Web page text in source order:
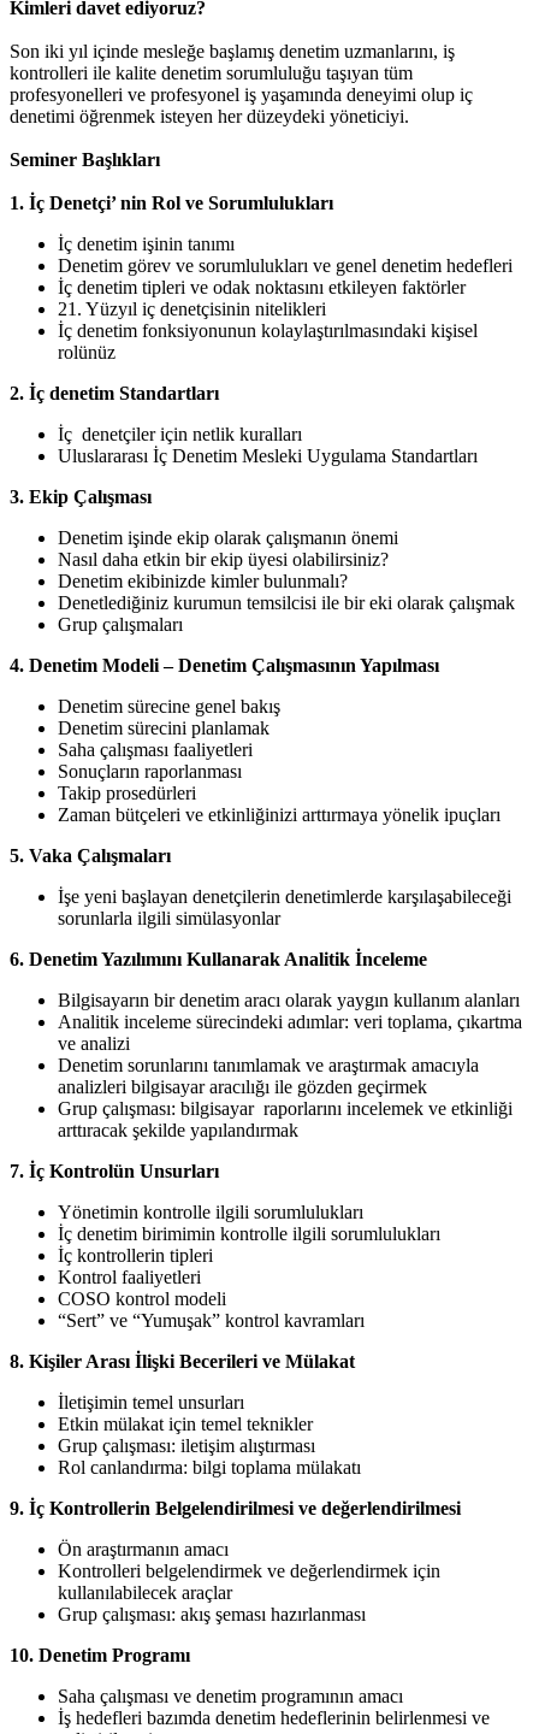
Kimleri davet ediyoruz?
Son iki yıl içinde mesleğe başlamış denetim uzmanlarını, iş
kontrolleri ile kalite denetim sorumluluğu taşıyan tüm
profesyonelleri ve profesyonel iş yaşamında deneyimi olup iç
denetimi öğrenmek isteyen her düzeydeki yöneticiyi.
Seminer Başlıkları
1. İç Denetçi’ nin Rol ve Sorumlulukları
İç denetim işinin tanımı
Denetim görev ve sorumlulukları ve genel denetim hedefleri
İç denetim tipleri ve odak noktasını etkileyen faktörler
21. Yüzyıl iç denetçisinin nitelikleri
İç denetim fonksiyonunun kolaylaştırılmasındaki kişisel
rolünüz
2. İç denetim Standartları
İç denetçiler için netlik kuralları
Uluslararası İç Denetim Mesleki Uygulama Standartları
3. Ekip Çalışması
Denetim işinde ekip olarak çalışmanın önemi
Nasıl daha etkin bir ekip üyesi olabilirsiniz?
Denetim ekibinizde kimler bulunmalı?
Denetlediğiniz kurumun temsilcisi ile bir eki olarak çalışmak
Grup çalışmaları
4. Denetim Modeli – Denetim Çalışmasının Yapılması
Denetim sürecine genel bakış
Denetim sürecini planlamak
Saha çalışması faaliyetleri
Sonuçların raporlanması
Takip prosedürleri
Zaman bütçeleri ve etkinliğinizi arttırmaya yönelik ipuçları
5. Vaka Çalışmaları
İşe yeni başlayan denetçilerin denetimlerde karşılaşabileceği
sorunlarla ilgili simülasyonlar
6. Denetim Yazılımını Kullanarak Analitik İnceleme
Bilgisayarın bir denetim aracı olarak yaygın kullanım alanları
Analitik inceleme sürecindeki adımlar: veri toplama, çıkartma
ve analizi
Denetim sorunlarını tanımlamak ve araştırmak amacıyla
analizleri bilgisayar aracılığı ile gözden geçirmek
Grup çalışması: bilgisayar raporlarını incelemek ve etkinliği
arttıracak şekilde yapılandırmak
7. İç Kontrolün Unsurları
Yönetimin kontrolle ilgili sorumlulukları
İç denetim birimimin kontrolle ilgili sorumlulukları
İç kontrollerin tipleri
Kontrol faaliyetleri
COSO kontrol modeli
“Sert” ve “Yumuşak” kontrol kavramları
8. Kişiler Arası İlişki Becerileri ve Mülakat
İletişimin temel unsurları
Etkin mülakat için temel teknikler
Grup çalışması: iletişim alıştırması
Rol canlandırma: bilgi toplama mülakatı
9. İç Kontrollerin Belgelendirilmesi ve değerlendirilmesi
Ön araştırmanın amacı
Kontrolleri belgelendirmek ve değerlendirmek için
kullanılabilecek araçlar
Grup çalışması: akış şeması hazırlanması
10. Denetim Programı
Saha çalışması ve denetim programının amacı
İş hedefleri bazımda denetim hedeflerinin belirlenmesi ve